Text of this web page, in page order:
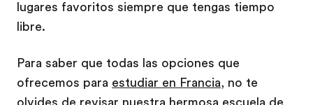
lugares favoritos siempre que tengas tiempo
libre.
Para saber que todas las opciones que
ofrecemos para estudiar en Francia, no te
olvides de revisar nuestra hermosa escuela de